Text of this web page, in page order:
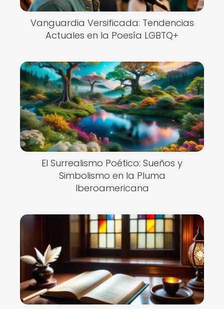
Vanguardia Versificada: Tendencias
Actuales en la Poesía LGBTQ+
El Surrealismo Poético: Sueños y
Simbolismo en la Pluma
Iberoamericana